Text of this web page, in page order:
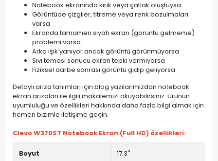
Notebook ekranında kırık veya çatlak oluştuysa
Görüntüde çizgiler, titreme veya renk bozulmaları
varsa
Ekranda tamamen siyah ekran (görüntü gelmeme)
problemi varsa
Arka ışık yanıyor ancak görüntü görünmüyorsa
Sıvı teması sonucu ekran tepki vermiyorsa
Fiziksel darbe sonrası görüntü gidip geliyorsa
Detaylı arıza tanımları için blog yazılarımızdan notebook
ekran arızaları ile ilgili makalemizi okuyabilirsiniz. Ürünün
uyumluluğu ve özellikleri hakkında daha fazla bilgi almak için
hemen bizimle iletişime geçin.
Clevo W370ST Notebook Ekran (Full HD) özellikleri:
Boyut 17.3''